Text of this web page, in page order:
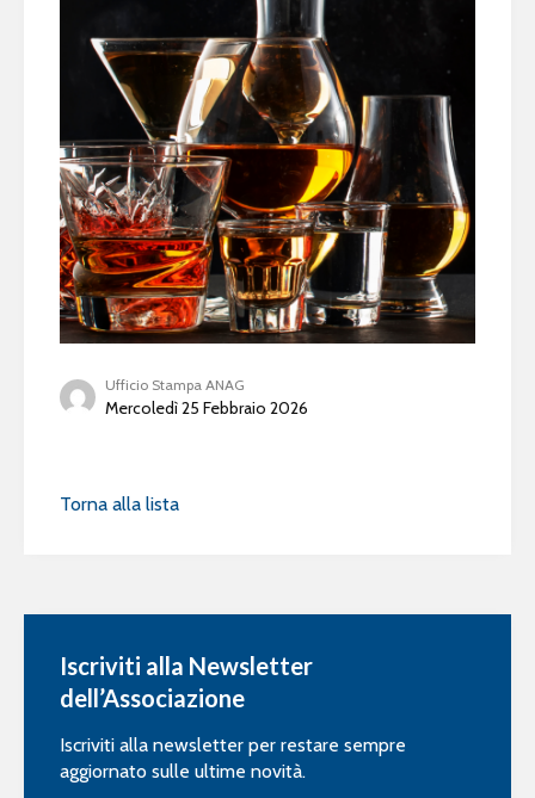
Ufficio Stampa ANAG
Mercoledì 25 Febbraio 2026
Torna alla lista
Iscriviti alla Newsletter
dell’Associazione
Iscriviti alla newsletter per restare sempre
aggiornato sulle ultime novità.